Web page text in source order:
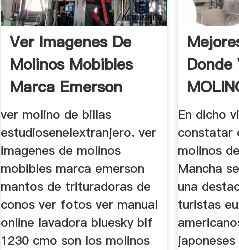
Ver Imagenes De
Molinos Mobibles
Marca Emerson
ver molino de billas
estudiosenelextranjero. ver
imagenes de molinos
mobibles marca emerson
mantos de trituradoras de
conos ver fotos ver manual
online lavadora bluesky blf
1230 cmo son los molinos
Donde
Viajar
En dicho
constatar
molinos
Mancha
una
turistas